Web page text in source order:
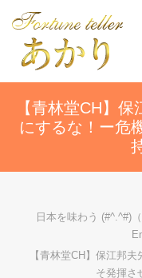
content
【青林堂CH】
にするな！ー危
日本を味わう (#^.^#)
【青林堂CH】保江邦
そ発揮さ